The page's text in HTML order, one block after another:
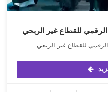
للقطاع غير الربحي
للقطاع غير الربحي